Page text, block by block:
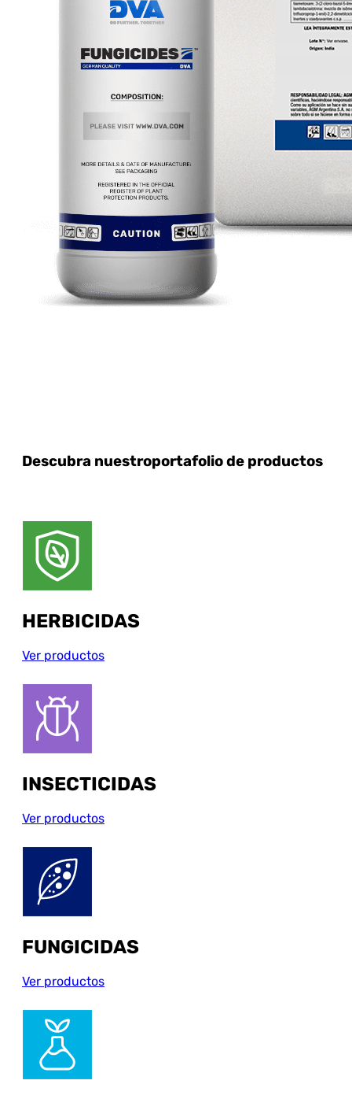
Descubra nuestroportafolio de productos
HERBICIDAS
Ver productos
INSECTICIDAS
Ver productos
FUNGICIDAS
Ver productos